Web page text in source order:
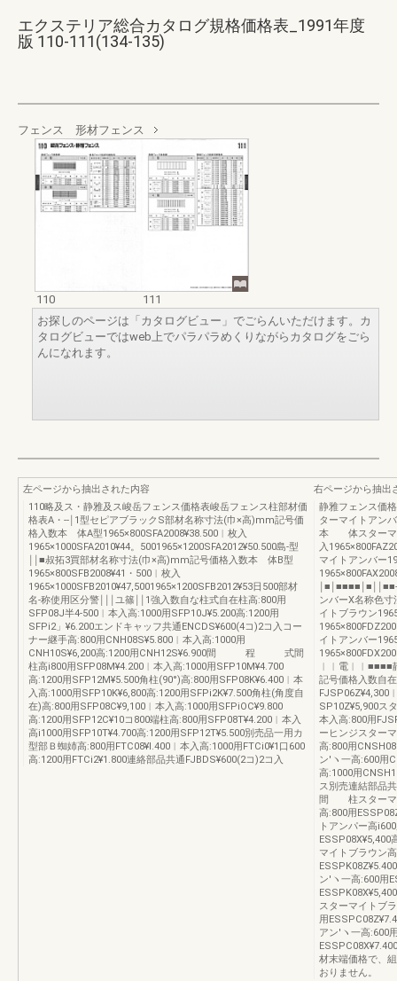
エクステリア総合カタログ規格価格表_1991年度
版 110-111(134-135)
フェンス 形材フェンス
110
111
お探しのページは「カタログビュー」でごらんいただけます。カ
タログビューではweb上でパラパラめくりながらカタログをごら
んになれます。
左ページから抽出された内容
110略及ス・静雅及ス峻岳フェンス価格表峻岳フェンス柱部材価
格表A・‐‐￨1型セピアブラックS部材名称寸法(巾×高)mm記号価
格入数本 体A型1965×800SFA2008¥38.500︱枚入
1965×1000SFA2010¥44。5001965×1200SFA2012¥50.500島‐型
￨￨■叔拓3買部材名称寸法(巾×高)mm記号価格入数本 体B型
1965×800SFB2008¥41・500︱枚入
1965×1000SFB2010¥47,5001965×1200SFB2012¥53日500部材
名‐称使用区分警￨￨￨ユ篠￨￨1強入数自な柱式自在柱高:800用
SFP08J半4‐500︱本入高:1000用SFP10J¥5.200高:1200用
SFPi2」¥6.200エンドキャッフ共通ENCDS¥600(4コ)2コ入コー
ナー継手高:800用CNH08S¥5.800︱本入高:1000用
CNH10S¥6,200高:1200用CNH12S¥6.900間 程 式間
柱高i800用SFP08M¥4.200︱本入高:1000用SFP10M¥4.700
高:1200用SFP12M¥5.500角柱(90°)高:800用SFP08K¥6.400︱本
入高:1000用SFP10K¥6,800高:1200用SFPi2K¥7.500角柱(角度自
在)高:800用SFP08C¥9,100︱本入高:1000用SFPiOC¥9.800
高:1200用SFP12C¥10コ800端柱高:800用SFP08T¥4.200︱本入
高i1000用SFP10T¥4.700高:1200用SFP12T¥5.500別売品一用カ
型部Ｂ蜘姉高:800用FTC08¥l.400︱本入高:1000用FTCi0¥1口600
高:1200用FTCi2¥1.800連絡部品共通FJBDS¥600(2コ)2コ入
右ページから抽出
静雅フェンス価
ターマイトアン
本 体スターマイ
入
マイトアンバー
￨■￨■■■■￨■￨￨
ンバーX名称色
イトブラウン
イトアンバー
︱︱電
記号価格入数自
SP10Z¥5,900ス
本入高:800用
ーヒンジスター
高:800用
ン′ヽ一高:600用
高:1000用
ス別売連結部
間 柱スターマ
高:800用
トアンパー高
ESSP08X¥5,400
マイトブラウン
ン′ヽ一高:600用
スターマイトブ
用
アン′ヽ一高:600
材末端価格で、
おりません。